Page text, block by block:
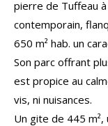
pierre de Tuffeau
contemporain,
650 m² hab. un
Son parc offrant
est propice au
vis, ni nuisances.
Un gite de 445 m²,